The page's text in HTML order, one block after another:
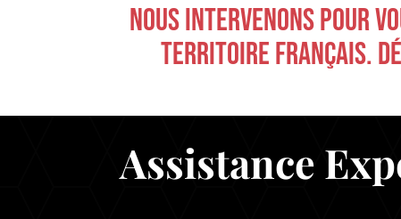
NOUS INTERVENONS POUR
TERRITOIRE FRANÇAIS.
Assistance